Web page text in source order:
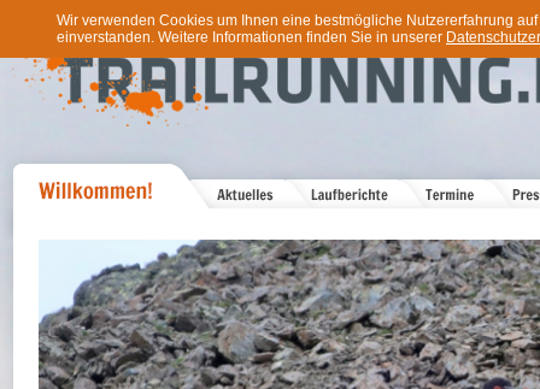
Wir verwenden Cookies um Ihnen eine bestmögliche Nutzererfahrung
einverstanden. Weitere Informationen finden Sie in unserer